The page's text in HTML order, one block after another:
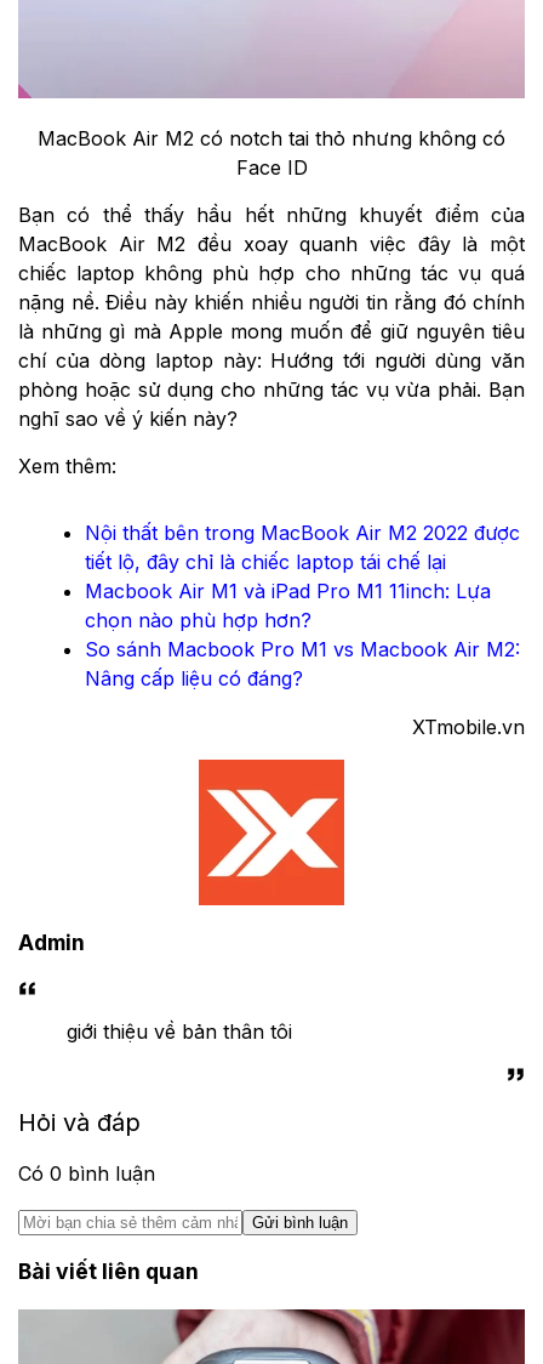
MacBook Air M2 có notch tai thỏ nhưng không có
Face ID
Bạn có thể thấy hầu hết những khuyết điểm của
MacBook Air M2 đều xoay quanh việc đây là một
chiếc laptop không phù hợp cho những tác vụ quá
nặng nề. Điều này khiến nhiều người tin rằng đó chính
là những gì mà Apple mong muốn để giữ nguyên tiêu
chí của dòng laptop này: Hướng tới người dùng văn
phòng hoặc sử dụng cho những tác vụ vừa phải. Bạn
nghĩ sao về ý kiến này?
Xem thêm:
Nội thất bên trong MacBook Air M2 2022 được
tiết lộ, đây chỉ là chiếc laptop tái chế lại
Macbook Air M1 và iPad Pro M1 11inch: Lựa
chọn nào phù hợp hơn?
So sánh Macbook Pro M1 vs Macbook Air M2:
Nâng cấp liệu có đáng?
XTmobile.vn
Admin
giới thiệu về bản thân tôi
Hỏi và đáp
Có 0 bình luận
Gửi bình luận
Bài viết liên quan